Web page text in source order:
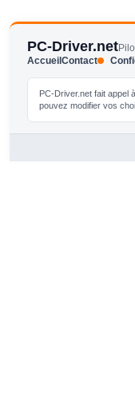
PC-Driver.net
AccueilContact
PC-Driver.net fait appel
pouvez modifier vos